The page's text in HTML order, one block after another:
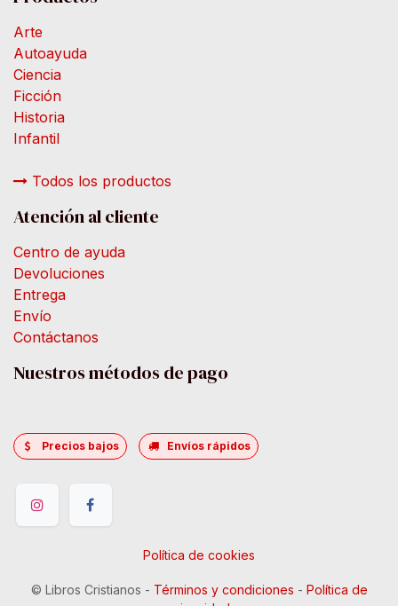
Arte
Autoayuda
Ciencia
Ficción
Historia
Infantil
Todos los productos
Atención al cliente
Centro de ayuda
Devoluciones
Entrega
Envío
Contáctanos
Nuestros métodos de pago
Precios bajos Envíos rápidos
Política de cookies
© Libros Cristianos - Términos y condiciones - Política de